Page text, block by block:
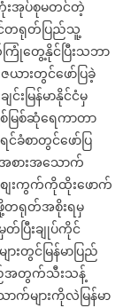
းအုပ်စုမတင်တဲ့
င်တရုတ်ပြည်သူ့
ကြုံတွေ့နိုင်ပြီးသဘာ
ဇယားတွင်ဖော်ပြခဲ့
းမြန်မာနိုင်ငံမှ
စ်မြစ်ဆုံရေကာတာ
ခံစာတွင်ဖော်ပြ
အစားအသောက်
စျေးကွက်ကိုထိုးဖောက်
ဖို့တရုတ်အစိုးရမှ
ပြီးချုပ်ကိုင်
တွင်မြန်မာပြည်
အတွက်သီးသန့်
များကိုလဲမြန်မာ